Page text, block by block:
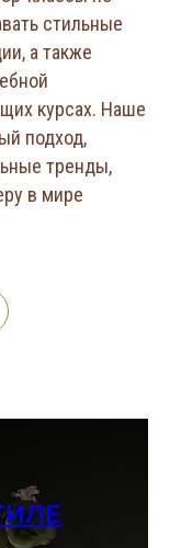
стильные
а также
курсах. Наше
подход,
тренды,
в мире